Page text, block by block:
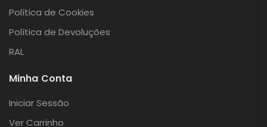
Política de Cookies
Política de Devoluções
RAL
Minha Conta
Iniciar Sessão
Ver Carrinho